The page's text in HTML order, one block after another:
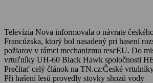
Televízia Nova informovala o návrate
Francúzska, ktorý bol nasadený pri hasení
požiarov v rámci mechanizmu rescEU. Do
vrtuľníky UH-60 Black Hawk spoločnosti
Prečítať celý článok na TN.cz:České
Při hašení lesů provedly stovky shozů vody